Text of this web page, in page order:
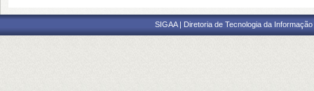
SIGAA | Diretoria de Tecnologia da